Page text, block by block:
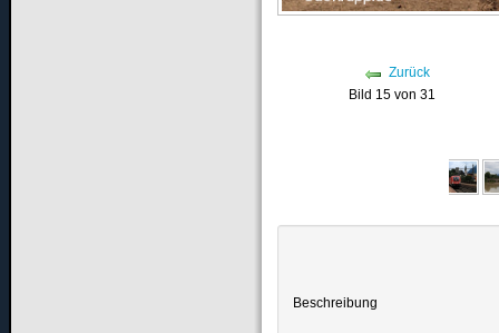
Zurück
Bild 15 von 31
Beschreibung